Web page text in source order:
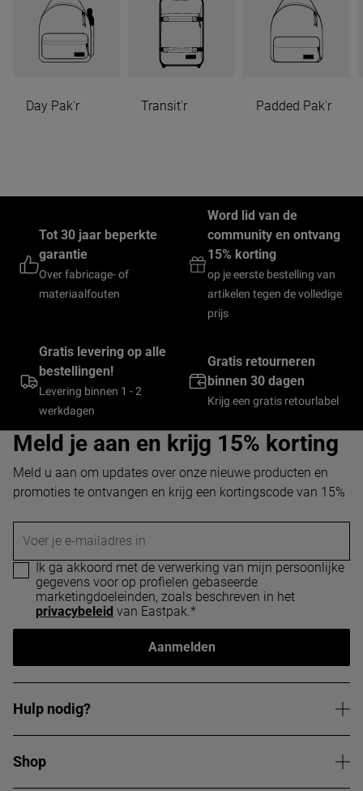
Day Pak'r Transit'r Padded Pak'r
Tot 30 jaar beperkte
garantie
Over fabricage- of
materiaalfouten
Word lid van de
community en ontvang
15% korting
op je eerste bestelling van
artikelen tegen de volledige
prijs
Gratis levering op alle
bestellingen!
Levering binnen 1 - 2
werkdagen
Gratis retourneren
binnen 30 dagen
Krijg een gratis retourlabel
Meld je aan en krijg 15% korting
Meld u aan om updates over onze nieuwe producten en
promoties te ontvangen en krijg een kortingscode van 15%
Voer je e-mailadres in
Ik ga akkoord met de verwerking van mijn persoonlijke
gegevens voor op profielen gebaseerde
marketingdoeleinden, zoals beschreven in het
privacybeleid van Eastpak.*
Aanmelden
Hulp nodig?
Shop